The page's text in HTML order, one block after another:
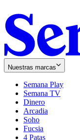
Nuestras marcas
Semana Play
Semana TV
Dinero
Arcadia
Soho
in
new
Fucsia
in
4 Patas